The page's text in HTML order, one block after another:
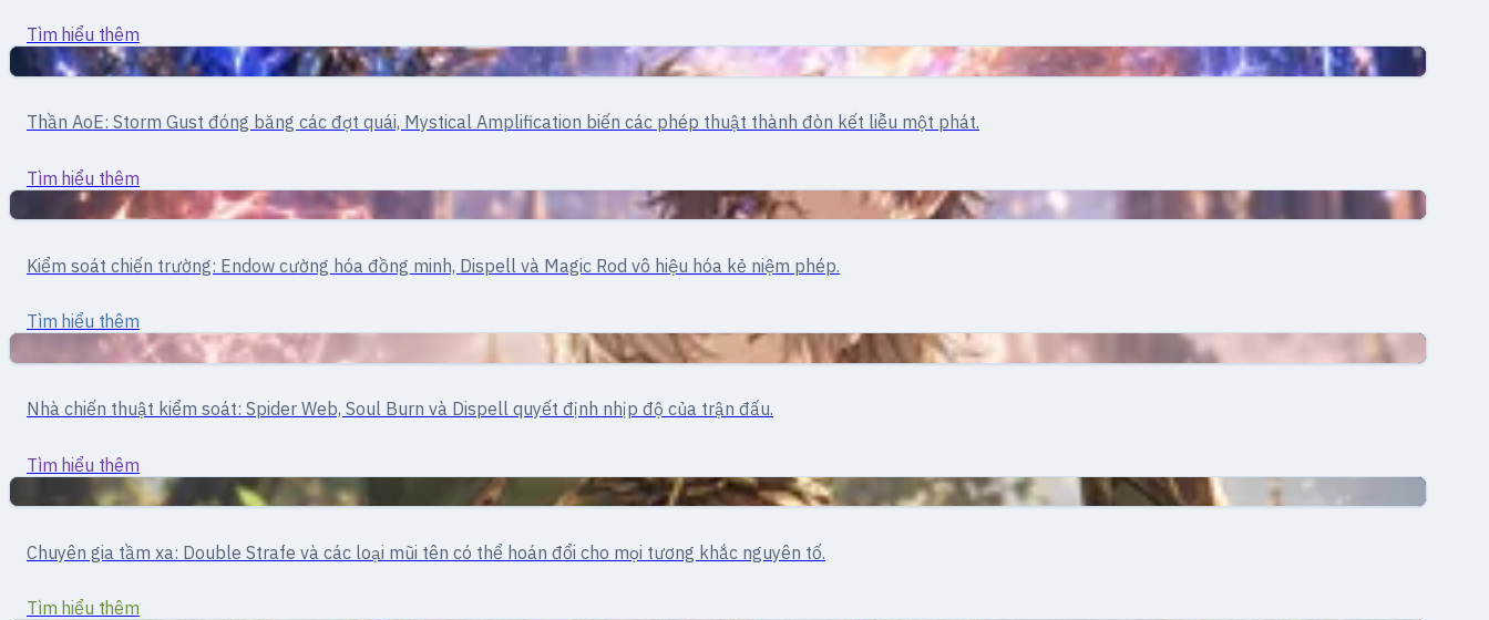
Tìm hiểu thêm
Pháp sư
High Wizard
Thần AoE: Storm Gust đóng băng các đợt quái, Mystical Amplification biến các phép thuật thành đòn kết liễu một phát.
Tìm hiểu thêm
Sage
Kiểm soát chiến trường: Endow cường hóa đồng minh, Dispell và Magic Rod vô hiệu hóa kẻ niệm phép.
Tìm hiểu thêm
Professor
Nhà chiến thuật kiểm soát: Spider Web, Soul Burn và Dispell quyết định nhịp độ của trận đấu.
Tìm hiểu thêm
Archer
Chuyên gia tầm xa: Double Strafe và các loại mũi tên có thể hoán đổi cho mọi tương khắc nguyên tố.
Tìm hiểu thêm